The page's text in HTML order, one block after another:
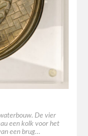
De vier
een kolk voor het
een brug…